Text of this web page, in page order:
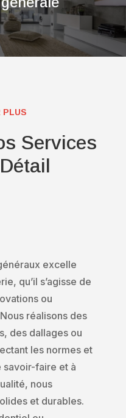
PLUS
Services
excelle
qu’il s’agisse de
ou
réalisons des
des dallages ou
les normes et
savoir-faire et à
nous
et durables.